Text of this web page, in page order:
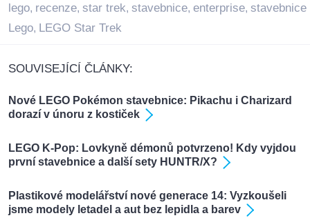
lego, recenze, star trek, stavebnice, enterprise, stavebnice
Lego, LEGO Star Trek
SOUVISEJÍCÍ ČLÁNKY:
Nové LEGO Pokémon stavebnice: Pikachu i Charizard
dorazí v únoru z kostiček
LEGO K-Pop: Lovkyně démonů potvrzeno! Kdy vyjdou
první stavebnice a další sety HUNTR/X?
Plastikové modelářství nové generace 14: Vyzkoušeli
jsme modely letadel a aut bez lepidla a barev